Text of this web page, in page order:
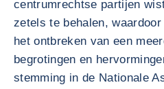
centrumrechtse partijen
zetels te behalen,
het ontbreken van een
begrotingen en
stemming in de Nationale